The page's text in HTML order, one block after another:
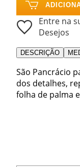
Entre na
Desejos
DESCRIÇÃO
São Pancrácio
dos detalhes,
folha de palma